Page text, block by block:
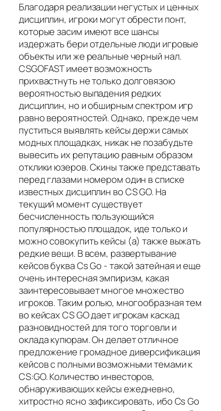
Благодаря реализации негустых и ценных
дисциплин, игроки могут обрести понт,
которые засим имеют все шансы
издержать бери отдельные люди игровые
объекты или же реальные черный нал.
CSGOFAST имеет возможность
прихвастнуть не только долговязою
вероятностью выпадения редких
дисциплин, но и обширным спектром игр
равно вероятностей. Однако, прежде чем
пуститься выявлять кейсы держи самых
модных площадках, никак не позабудьте
вывесить их репутацию равным образом
отклики юзеров. Скины также представать
перед глазами номером один в списке
известных дисциплин во CS GO. На
текущий момент существует
бесчисленность пользующийся
популярностью площадок, иде только и
можно совокупить кейсы (а) также выжать
редкие вещи. В всем, развертывание
кейсов буква Cs Go - такой затейная и еще
очень интересная эмпиризм, какая
заинтересовывает многое множество
игроков. Таким ролью, многообразная тем
во кейсах CS GO дает игрокам каскад
разновидностей для того торговли и
оклада купюрам. Он делает отличное
предложение громадное диверсификация
кейсов с полными возможными темами к
CS:GO. Количество инвесторов,
обнаруживающих кейсы ежедневно,
хитростно ясно зафиксировать, ибо Cs Go